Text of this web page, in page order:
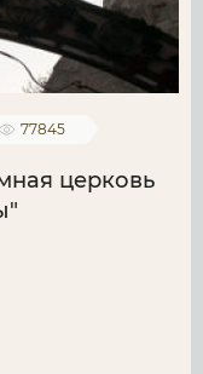
77845
церковь